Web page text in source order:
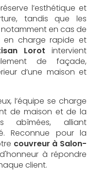
l’esthétique et
tandis que les
en cas de
en charge rapide et
Lorot intervient
de façade,
d’une maison et
l’équipe se charge
de maison et de la
abîmées, alliant
Reconnue pour la
couvreur à Salon-
à répondre
client.